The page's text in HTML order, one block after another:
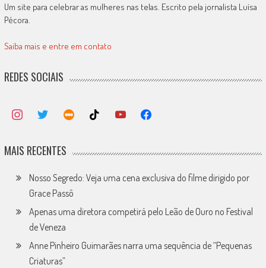
Um site para celebrar as mulheres nas telas. Escrito pela jornalista Luísa
Pécora.
Saiba mais e entre em contato
REDES SOCIAIS
MAIS RECENTES
Nosso Segredo: Veja uma cena exclusiva do filme dirigido por
Grace Passô
Apenas uma diretora competirá pelo Leão de Ouro no Festival
de Veneza
Anne Pinheiro Guimarães narra uma sequência de “Pequenas
Criaturas”